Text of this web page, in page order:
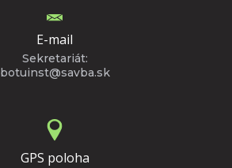
E-mail
Sekretariát:
botuinst@savba.sk
GPS poloha